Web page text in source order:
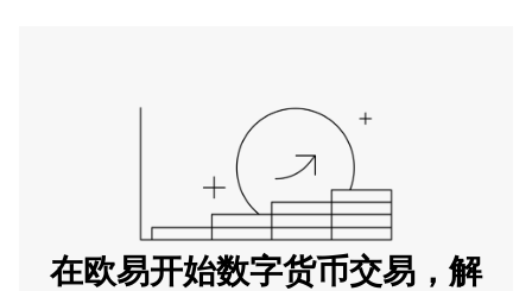
在欧易开始数字货币交易，解